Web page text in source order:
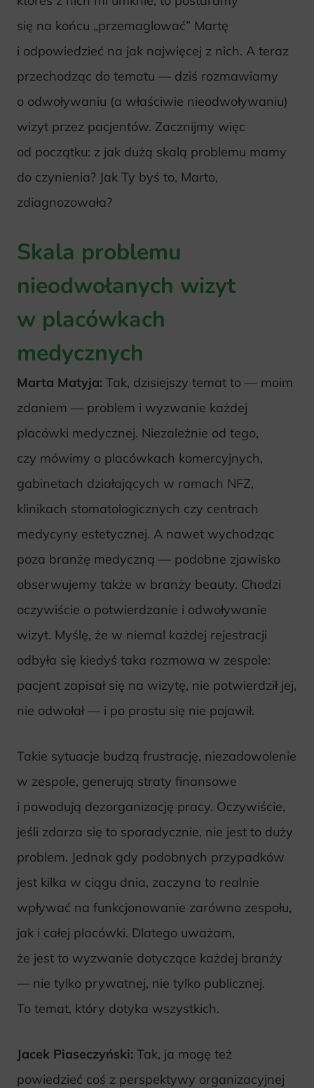
się na końcu „przemaglować” Martę
i odpowiedzieć na jak najwięcej z nich. A teraz
przechodząc do tematu — dziś rozmawiamy
o odwoływaniu (a właściwie nieodwoływaniu)
wizyt przez pacjentów. Zacznijmy więc
od początku: z jak dużą skalą problemu mamy
do czynienia? Jak Ty byś to, Marto,
zdiagnozowała?
Skala problemu
nieodwołanych wizyt
w placówkach
medycznych
Marta Matyja: Tak, dzisiejszy temat to — moim
zdaniem — problem i wyzwanie każdej
placówki medycznej. Niezależnie od tego,
czy mówimy o placówkach komercyjnych,
gabinetach działających w ramach NFZ,
klinikach stomatologicznych czy centrach
medycyny estetycznej. A nawet wychodząc
poza branżę medyczną — podobne zjawisko
obserwujemy także w branży beauty. Chodzi
oczywiście o potwierdzanie i odwoływanie
wizyt. Myślę, że w niemal każdej rejestracji
odbyła się kiedyś taka rozmowa w zespole:
pacjent zapisał się na wizytę, nie potwierdził jej,
nie odwołał — i po prostu się nie pojawił.
Takie sytuacje budzą frustrację, niezadowolenie
w zespole, generują straty finansowe
i powodują dezorganizację pracy. Oczywiście,
jeśli zdarza się to sporadycznie, nie jest to duży
problem. Jednak gdy podobnych przypadków
jest kilka w ciągu dnia, zaczyna to realnie
wpływać na funkcjonowanie zarówno zespołu,
jak i całej placówki. Dlatego uważam,
że jest to wyzwanie dotyczące każdej branży
— nie tylko prywatnej, nie tylko publicznej.
To temat, który dotyka wszystkich.
Jacek Piaseczyński: Tak, ja mogę też
powiedzieć coś z perspektywy organizacyjnej